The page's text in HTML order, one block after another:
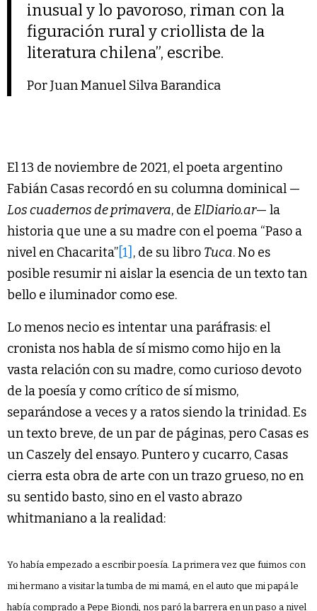
inusual y lo pavoroso, riman con la
figuración rural y criollista de la
literatura chilena”, escribe.
Por Juan Manuel Silva Barandica
El 13 de noviembre de 2021, el poeta argentino
Fabián Casas recordó en su columna dominical —
Los cuadernos de primavera, de ElDiario.ar— la
historia que une a su madre con el poema “Paso a
nivel en Chacarita” [1] , de su libro Tuca. No es
posible resumir ni aislar la esencia de un texto tan
bello e iluminador como ese.
Lo menos necio es intentar una paráfrasis: el
cronista nos habla de sí mismo como hijo en la
vasta relación con su madre, como curioso devoto
de la poesía y como crítico de sí mismo,
separándose a veces y a ratos siendo la trinidad. Es
un texto breve, de un par de páginas, pero Casas es
un Caszely del ensayo. Puntero y cucarro, Casas
cierra esta obra de arte con un trazo grueso, no en
su sentido basto, sino en el vasto abrazo
whitmaniano a la realidad:
Yo había empezado a escribir poesía. La primera vez que fuimos con
mi hermano a visitar la tumba de mi mamá, en el auto que mi papá le
había comprado a Pepe Biondi, nos paró la barrera en un paso a nivel